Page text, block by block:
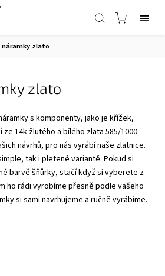
náramky zlato
zlato
s komponenty, jako je křížek,
14k žlutého a bílého zlata 585/1000.
návrhů, pro nás vyrábí naše zlatnice.
tak i pletené variantě. Pokud si
barvě šňůrky, stačí když si vyberete z
ho rádi vyrobíme přesně podle vašeho
si sami navrhujeme a ručně vyrábíme.